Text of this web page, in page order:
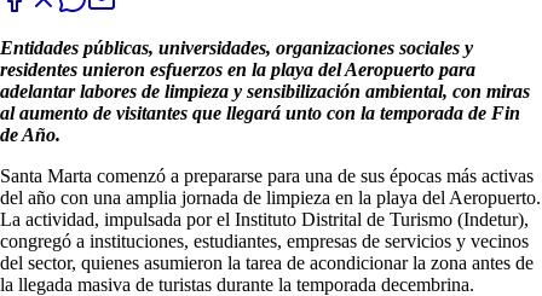
Entidades públicas, universidades, organizaciones sociales y
residentes unieron esfuerzos en la playa del Aeropuerto para
adelantar labores de limpieza y sensibilización ambiental, con miras
al aumento de visitantes que llegará unto con la temporada de Fin
de Año.
Santa Marta comenzó a prepararse para una de sus épocas más activas
del año con una amplia jornada de limpieza en la playa del Aeropuerto.
La actividad, impulsada por el Instituto Distrital de Turismo (Indetur),
congregó a instituciones, estudiantes, empresas de servicios y vecinos
del sector, quienes asumieron la tarea de acondicionar la zona antes de
la llegada masiva de turistas durante la temporada decembrina.